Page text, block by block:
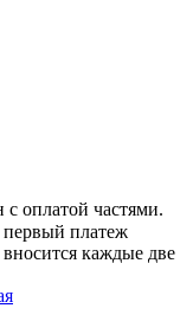
оплатой частями.
платеж
вносится каждые две